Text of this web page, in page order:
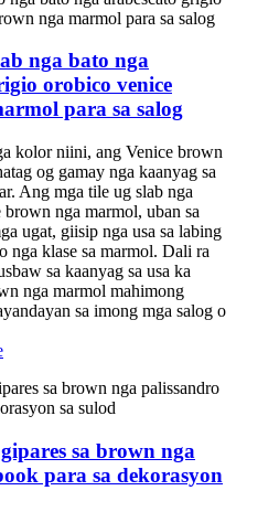
nga bato nga
orobico venice
para sa salog
kolor niini, ang Venice brown
og gamay nga kaanyag sa
Ang mga tile ug slab nga
nga marmol, uban sa
ugat, giisip nga usa sa labing
nga klase sa marmol. Dali ra
sa kaanyag sa usa ka
nga marmol mahimong
sa imong mga salog o
sa brown nga
para sa dekorasyon